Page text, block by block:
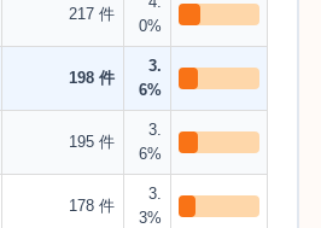
217 件
0%
198 件
3.
6%
195 件
3.
6%
178 件
3.
3%